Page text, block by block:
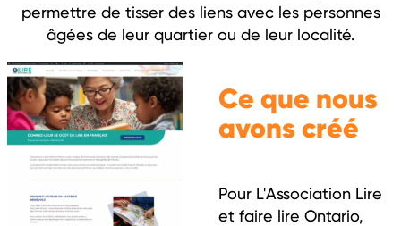
permettre de tisser des liens avec les personnes
âgées de leur quartier ou de leur localité.
Ce que nous
avons créé
Pour L'Association Lire
et faire lire Ontario,